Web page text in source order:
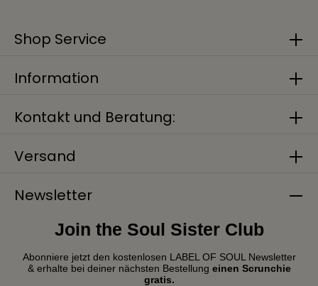
Kontakt und Beratung:
Versand
Newsletter
Join the Soul Sister Club
Abonniere jetzt den kostenlosen LABEL OF SOUL Newsletter
& erhalte bei deiner nächsten Bestellung einen Scrunchie
gratis.
Shop Service
Information